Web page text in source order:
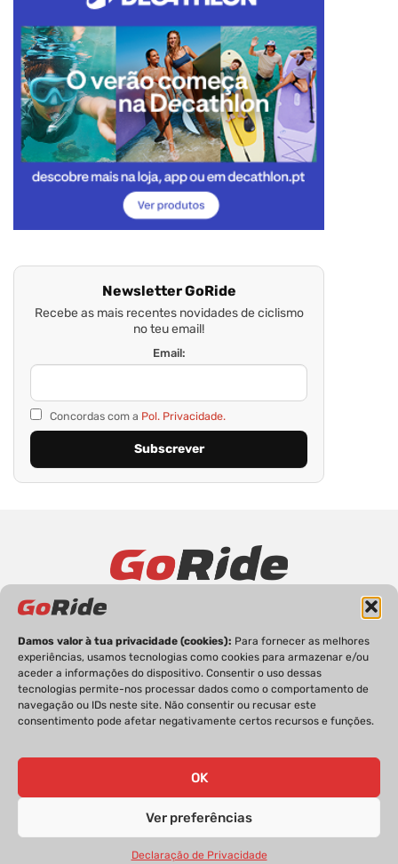
Damos valor à tua privacidade (cookies): Para fornecer as melhores
experiências, usamos tecnologias como cookies para armazenar e/ou
aceder a informações do dispositivo. Consentir o uso dessas
tecnologias permite-nos processar dados como o comportamento de
navegação ou IDs neste site. Não consentir ou recusar este
consentimento pode afetar negativamente certos recursos e funções.
OK
Ver preferências
Declaração de Privacidade
Newsletter GoRide
Recebe as mais recentes novidades de ciclismo
no teu email!
Email:
Concordas com a Pol. Privacidade.
PRIVACIDADE
ESTATUTO EDITORIAL
POLÍTICA DE COOKIES
CONTACTOS
GoRide 2026 | Todos os direitos reservados.